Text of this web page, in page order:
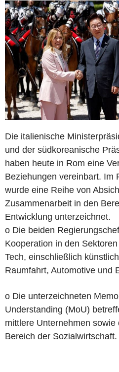
Die italienische
und der südkoreanische
haben heute in Rom eine
Beziehungen vereinbart. Im
wurde eine Reihe von
Zusammenarbeit in den
Entwicklung unterzeichnet.
o Die beiden
Kooperation in den
Tech, einschließlich
Raumfahrt, Automotive und
o Die unterzeichneten
Understanding (MoU)
mittlere Unternehmen
Bereich der Sozialwirtschaft.